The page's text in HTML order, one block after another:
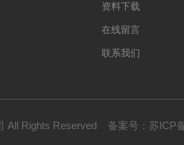
资料下载
在线留言
联系我们
All Rights Reserved 备案号：苏ICP